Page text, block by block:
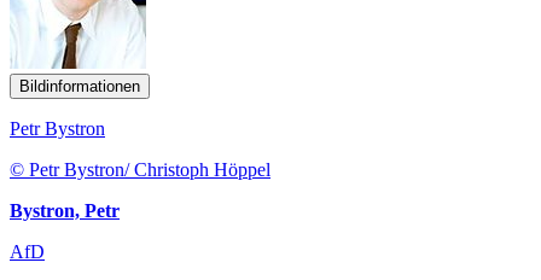
Bildinformationen
Petr Bystron
© Petr Bystron/ Christoph Höppel
Bystron, Petr
AfD